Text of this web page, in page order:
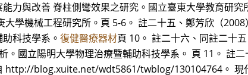
力與改善 脊柱側彎效果之研究。國立臺東大學教育研
學機械工程研究所。頁 5-6。 註二十五、鄭芳欣（
科技學系。 復健醫療器材頁 10。 註二十六、同註二十
。國立陽明大學物理治療暨輔助科技學系。 頁 11。 註
http://blog.xuite.net/wdt5861/twblog/130104764。 現